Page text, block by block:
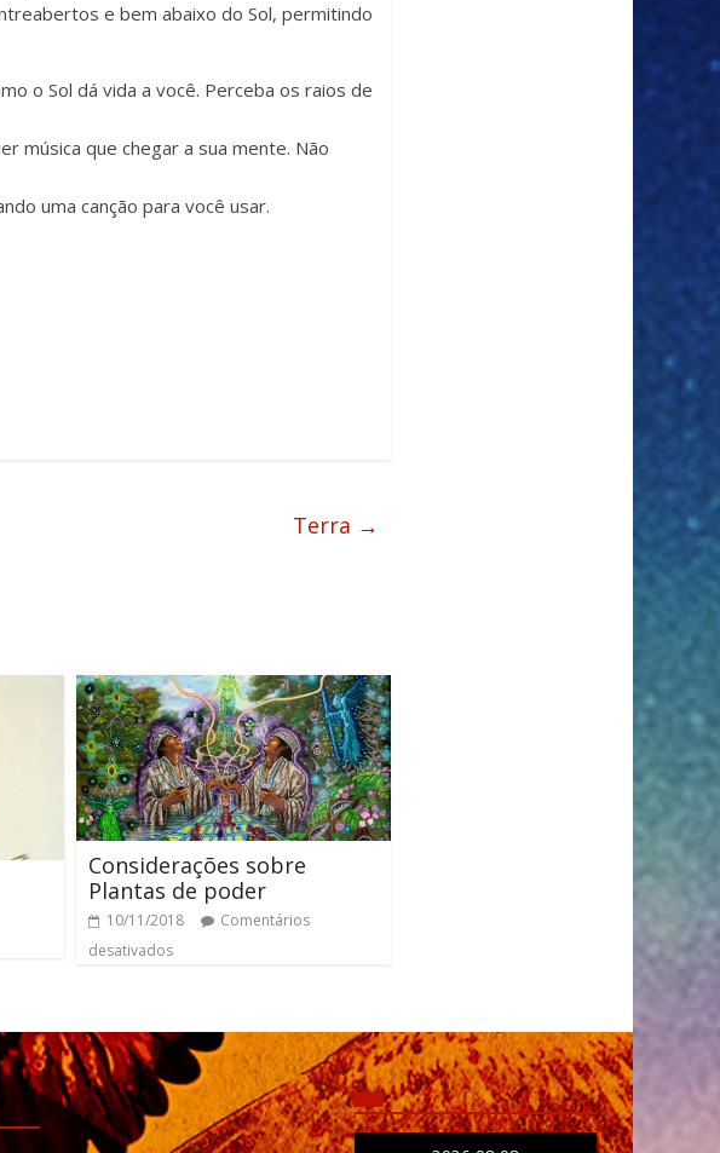
e bem abaixo do Sol, permitindo
o Sol dá vida a você. Perceba os raios de
música que chegar a sua mente. Não
uma canção para você usar.
Terra →
Considerações sobre
Plantas de poder
10/11/2018
Comentários
desativados